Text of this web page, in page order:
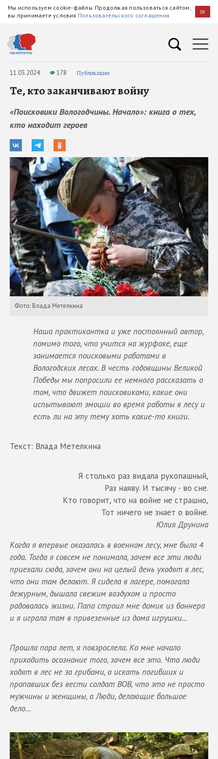
Мы используем cookie-файлы. Продолжая пользоваться сайтом,
вы принимаете условия Пользовательского соглашения OK
11.05.2024 178 Публикации
Те, кто заканчивают войну
«Поисковики Вологодчины. Начало»: книга о тех,
кто находит героев
Фото: Влада Метелкина
Наша практикантка и уже постоянный автор,
помимо того, что учится на журфаке, еще
занимается поисковыми работами в
Вологодских лесах. В честь годовщины Великой
Победы мы попросили ее немного рассказать о
том, что движет поисковиками, какие они
испытывают эмоции во время работы в лесу и
есть ли на эту тему хоть какие-то книги.
Текст: Влада Метелкина
Я столько раз видала рукопашный,
Раз наяву. И тысячу - во сне.
Кто говорит, что на войне не страшно,
Тот ничего не знает о войне.
Юлия Друнина
Когда я впервые оказалась в военном лесу, мне было 4
года. Тогда я совсем не понимала, зачем все эти люди
приехали сюда, зачем они на целый день уходят в лес,
что они там делают. Я сидела в лагере, помогала
дежурным, дышала свежим воздухом и просто
радовалась жизни. Папа строил мне домик из баннера
и я играла там в привезенные из дома игрушки...
Прошла пара лет, я повзрослела. Ко мне начало
приходить осознание того, зачем все это. Что люди
ходят в лес не за грибами, а искать погибших и
пропавших без вести солдат ВОВ, что это не просто
мужчины и женщины, а Люди, делающие большое
дело...